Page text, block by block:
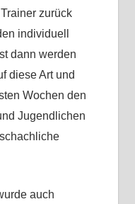
zurück
individuell
dann werden
diese Art und
Wochen den
Jugendlichen
auch